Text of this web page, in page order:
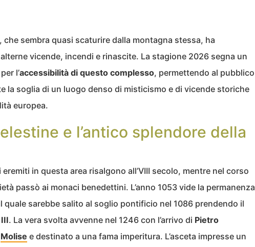
sembra quasi scaturire dalla montagna stessa, ha
vicende, incendi e rinascite. La stagione 2026 segna un
l’accessibilità di questo complesso, permettendo al pubblico
la soglia di un luogo denso di misticismo e di vicende storiche
europea.
e l’antico splendore della
in questa area risalgono all’VIII secolo, mentre nel corso
passò ai monaci benedettini. L’anno 1053 vide la permanenza
quale sarebbe salito al soglio pontificio nel 1086 prendendo il
. La vera svolta avvenne nel 1246 con l’arrivo di Pietro
Molise e destinato a una fama imperitura. L’asceta impresse un